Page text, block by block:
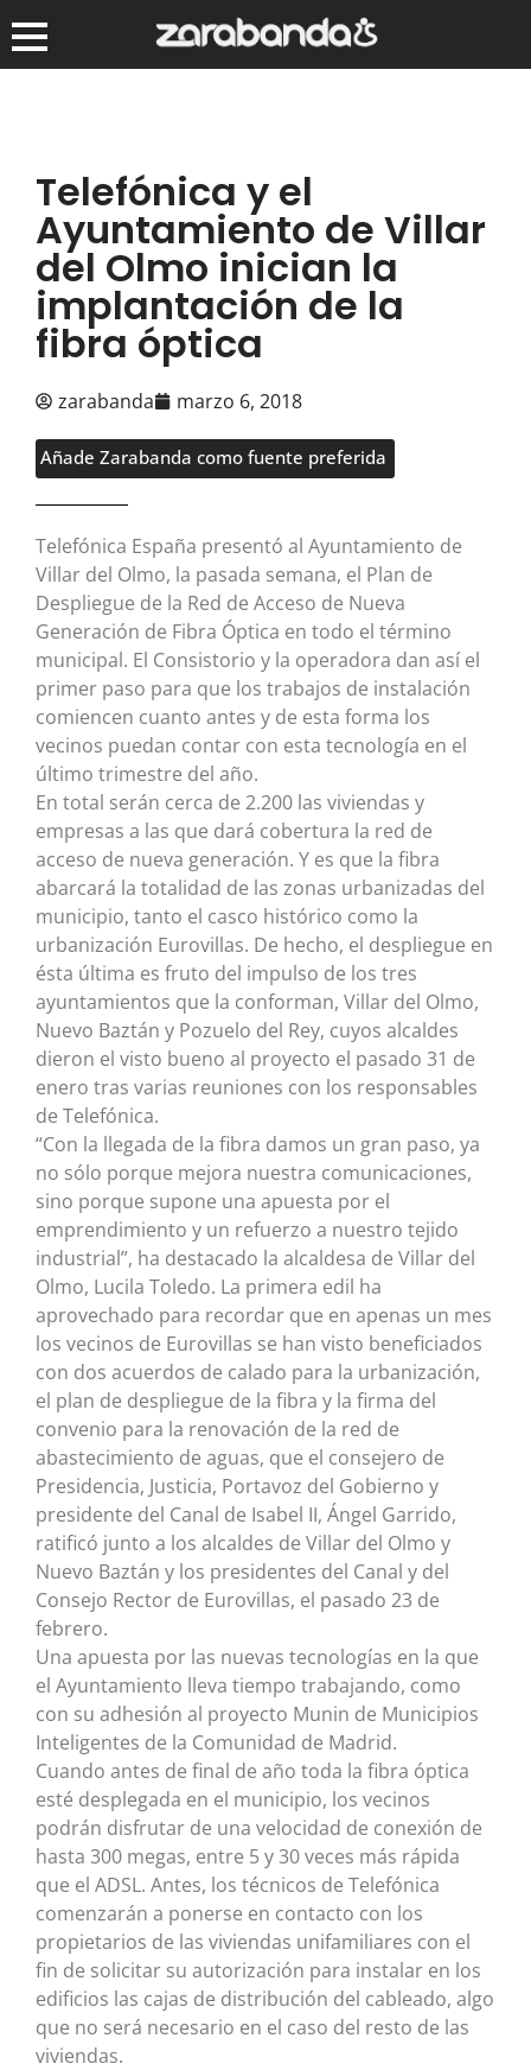
Telefónica y el
Ayuntamiento de Villar
del Olmo inician la
implantación de la
fibra óptica
zarabanda marzo 6, 2018
Añade Zarabanda como fuente preferida
Telefónica España presentó al Ayuntamiento de
Villar del Olmo, la pasada semana, el Plan de
Despliegue de la Red de Acceso de Nueva
Generación de Fibra Óptica en todo el término
municipal. El Consistorio y la operadora dan así el
primer paso para que los trabajos de instalación
comiencen cuanto antes y de esta forma los
vecinos puedan contar con esta tecnología en el
último trimestre del año.
En total serán cerca de 2.200 las viviendas y
empresas a las que dará cobertura la red de
acceso de nueva generación. Y es que la fibra
abarcará la totalidad de las zonas urbanizadas del
municipio, tanto el casco histórico como la
urbanización Eurovillas. De hecho, el despliegue en
ésta última es fruto del impulso de los tres
ayuntamientos que la conforman, Villar del Olmo,
Nuevo Baztán y Pozuelo del Rey, cuyos alcaldes
dieron el visto bueno al proyecto el pasado 31 de
enero tras varias reuniones con los responsables
de Telefónica.
“Con la llegada de la fibra damos un gran paso, ya
no sólo porque mejora nuestra comunicaciones,
sino porque supone una apuesta por el
emprendimiento y un refuerzo a nuestro tejido
industrial”, ha destacado la alcaldesa de Villar del
Olmo, Lucila Toledo. La primera edil ha
aprovechado para recordar que en apenas un mes
los vecinos de Eurovillas se han visto beneficiados
con dos acuerdos de calado para la urbanización,
el plan de despliegue de la fibra y la firma del
convenio para la renovación de la red de
abastecimiento de aguas, que el consejero de
Presidencia, Justicia, Portavoz del Gobierno y
presidente del Canal de Isabel II, Ángel Garrido,
ratificó junto a los alcaldes de Villar del Olmo y
Nuevo Baztán y los presidentes del Canal y del
Consejo Rector de Eurovillas, el pasado 23 de
febrero.
Una apuesta por las nuevas tecnologías en la que
el Ayuntamiento lleva tiempo trabajando, como
con su adhesión al proyecto Munin de Municipios
Inteligentes de la Comunidad de Madrid.
Cuando antes de final de año toda la fibra óptica
esté desplegada en el municipio, los vecinos
podrán disfrutar de una velocidad de conexión de
hasta 300 megas, entre 5 y 30 veces más rápida
que el ADSL. Antes, los técnicos de Telefónica
comenzarán a ponerse en contacto con los
propietarios de las viviendas unifamiliares con el
fin de solicitar su autorización para instalar en los
edificios las cajas de distribución del cableado, algo
que no será necesario en el caso del resto de las
viviendas.